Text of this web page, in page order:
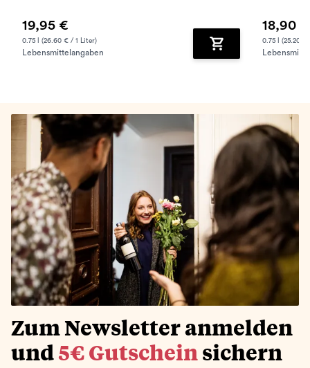
19,95 €
0.75 l (26.60 € / 1 Liter)
Lebensmittelangaben Zum Warenkorb
18,90 €
0.75 l (25.20 €
Zum Newsletter anmelden
und 5€ Gutschein sichern